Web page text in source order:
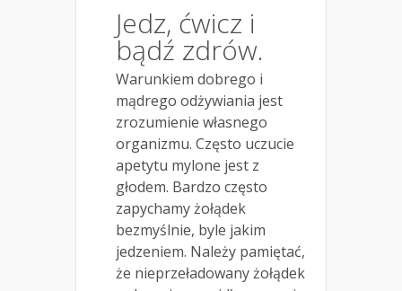
Jedz, ćwicz i
bądź zdrów.
Warunkiem dobrego i
mądrego odżywiania jest
zrozumienie własnego
organizmu. Często uczucie
apetytu mylone jest z
głodem. Bardzo często
zapychamy żołądek
bezmyślnie, byle jakim
jedzeniem. Należy pamiętać,
że nieprzeładowany żołądek